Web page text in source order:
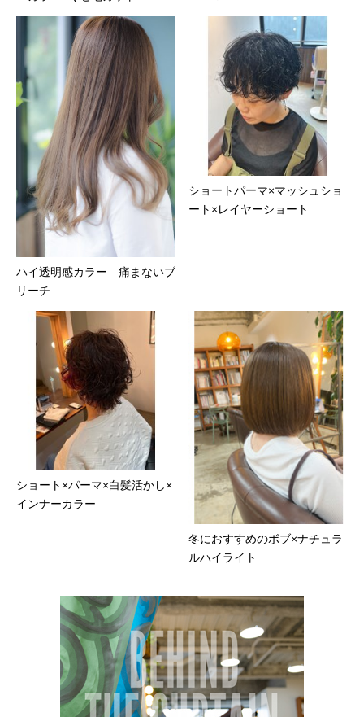
ハイ透明感カラー 痛まないブ
リーチ
ショートパーマ×マッシュショ
ート×レイヤーショート
ショート×パーマ×白髪活かし×
インナーカラー
冬におすすめのボブ×ナチュラ
ルハイライト